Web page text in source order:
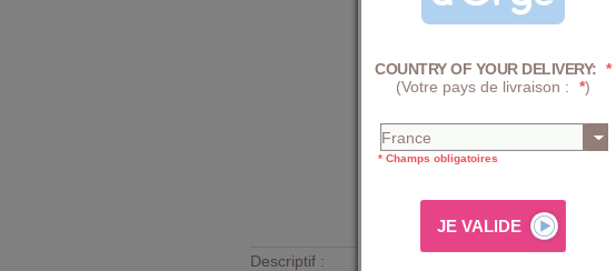
Descriptif :
COUNTRY OF YOUR DELIVERY: *
(Votre pays de livraison :
*)
* Champs obligatoires